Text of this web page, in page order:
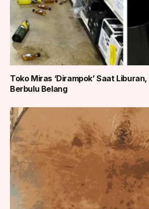
Toko Miras ‘Dirampok’ Saat
Berbulu Belang